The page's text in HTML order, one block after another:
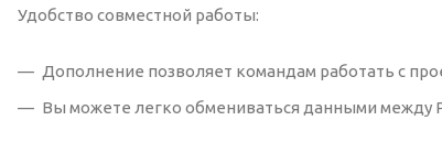
Удобство совместной работы:
Дополнение позволяет командам работать с
Вы можете легко обмениваться данными между